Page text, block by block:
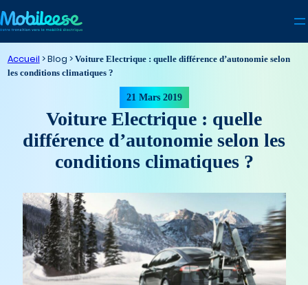
au
contenu
Accueil >
Voiture Electrique : quelle différence d’autonomie selon
les conditions climatiques ?
21 Mars 2019
Voiture Electrique : quelle
différence d’autonomie selon les
conditions climatiques ?